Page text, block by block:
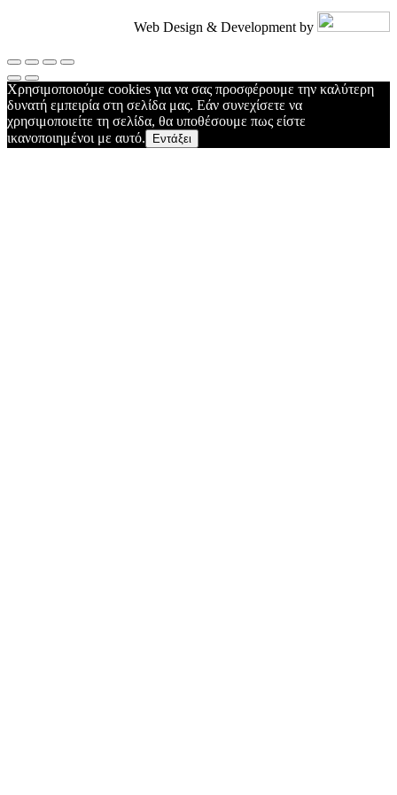
Web Design & Development by
Χρησιμοποιούμε cookies για να σας προσφέρουμε την καλύτερη
δυνατή εμπειρία στη σελίδα μας. Εάν συνεχίσετε να
χρησιμοποιείτε τη σελίδα, θα υποθέσουμε πως είστε
ικανοποιημένοι με αυτό.
Εντάξει